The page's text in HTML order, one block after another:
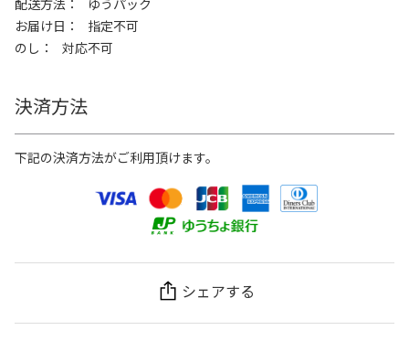
お届け日
指定不可
のし
対応不可
決済方法
下記の決済方法がご利用頂けます。
シェアする